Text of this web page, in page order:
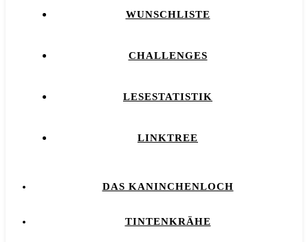
WUNSCHLISTE
CHALLENGES
LESESTATISTIK
LINKTREE
DAS KANINCHENLOCH
TINTENKRÄHE